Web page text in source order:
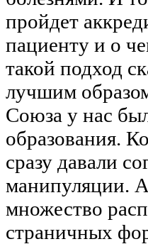
пройдет
пациенту и о
такой подход
лучшим
Союза у нас
образования.
сразу давали
манипуляции.
множество
страничных